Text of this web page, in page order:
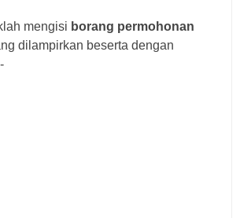
mengisi borang permohonan
dilampirkan beserta dengan